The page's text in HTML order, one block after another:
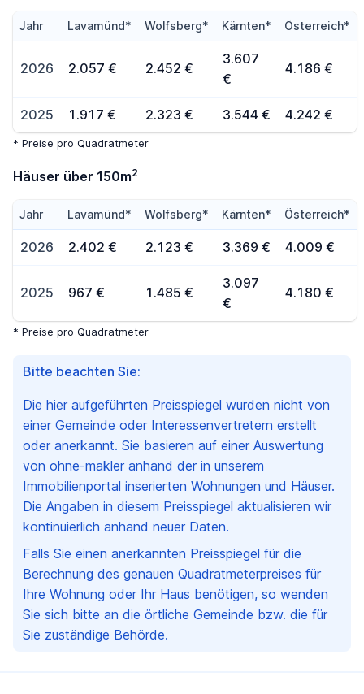
Bitte beachten Sie:
Die hier aufgeführten Preisspiegel wurden nicht von
einer Gemeinde oder Interessenvertretern erstellt
oder anerkannt. Sie basieren auf einer Auswertung
von ohne-makler anhand der in unserem
Immobilienportal inserierten Wohnungen und Häuser.
Die Angaben in diesem Preisspiegel aktualisieren wir
kontinuierlich anhand neuer Daten.
Falls Sie einen anerkannten Preisspiegel für die
Berechnung des genauen Quadratmeterpreises für
Ihre Wohnung oder Ihr Haus benötigen, so wenden
Sie sich bitte an die örtliche Gemeinde bzw. die für
Sie zuständige Behörde.
Jahr Lavamünd* Wolfsberg* Kärnten* Österreich*
2026 2.057 € 2.452 €
3.607
€
4.186 €
2025 1.917 € 2.323 € 3.544 € 4.242 €
* Preise pro Quadratmeter
Häuser über 150m2
Jahr Lavamünd* Wolfsberg* Kärnten* Österreich*
2026 2.402 € 2.123 € 3.369 € 4.009 €
2025 967 € 1.485 €
3.097
€
4.180 €
* Preise pro Quadratmeter